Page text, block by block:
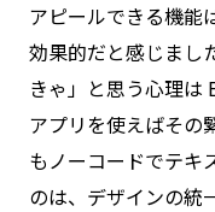
アピールできる機能
効果的だと感じまし
きゃ」と思う心理は
アプリを使えばその
もノーコードでテキ
のは、デザインの統